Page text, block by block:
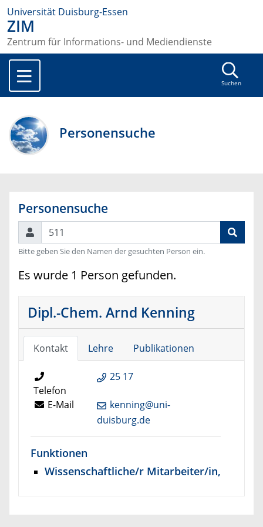
Universität Duisburg-Essen
ZIM
Zentrum für Informations- und Mediendienste
Suchen
Personensuche
Personensuche
Suchen
Bitte geben Sie den Namen der gesuchten Person ein.
Es wurde 1 Person gefunden.
Dipl.-Chem. Arnd Kenning
Kontakt Lehre Publikationen
Telefon
25 17
E-Mail
kenning@uni-
duisburg.de
Funktionen
Wissenschaftliche/r Mitarbeiter/in,